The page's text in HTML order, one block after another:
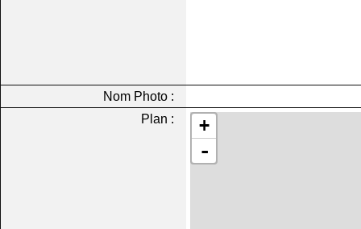
Nom Photo :
Plan :
+
-